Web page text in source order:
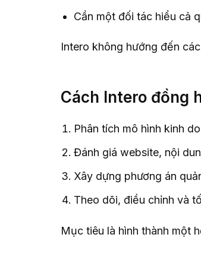
Cần một đối tác hiểu cả
Intero không hướng đến
Cách Intero đồng
Phân tích mô hình kinh
Đánh giá website, nội
Xây dựng phương án
Theo dõi, điều chỉnh và
Mục tiêu là hình thành một